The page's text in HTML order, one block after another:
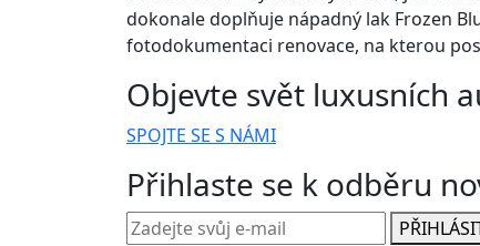
dokonale doplňuje nápadný lak Frozen
fotodokumentaci renovace, na kterou
Objevte svět luxusních
SPOJTE SE S NÁMI
Přihlaste se k odběru